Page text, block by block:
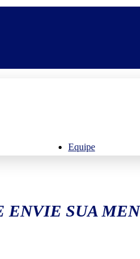
Equipe
ENVIE SUA